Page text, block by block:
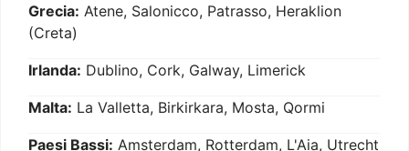
Grecia: Atene, Salonicco, Patrasso, Heraklion
(Creta)
Irlanda: Dublino, Cork, Galway, Limerick
Malta: La Valletta, Birkirkara, Mosta, Qormi
Paesi Bassi: Amsterdam, Rotterdam, L'Aia, Utrecht